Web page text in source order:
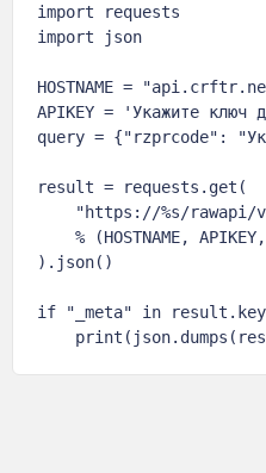
import requests
import json
HOSTNAME =
APIKEY = 'Укажите ключ
query = {"rzprcode":
result = requests.get(
"https://%s/rawapi/
% (HOSTNAME,
).json()
if "_meta" in